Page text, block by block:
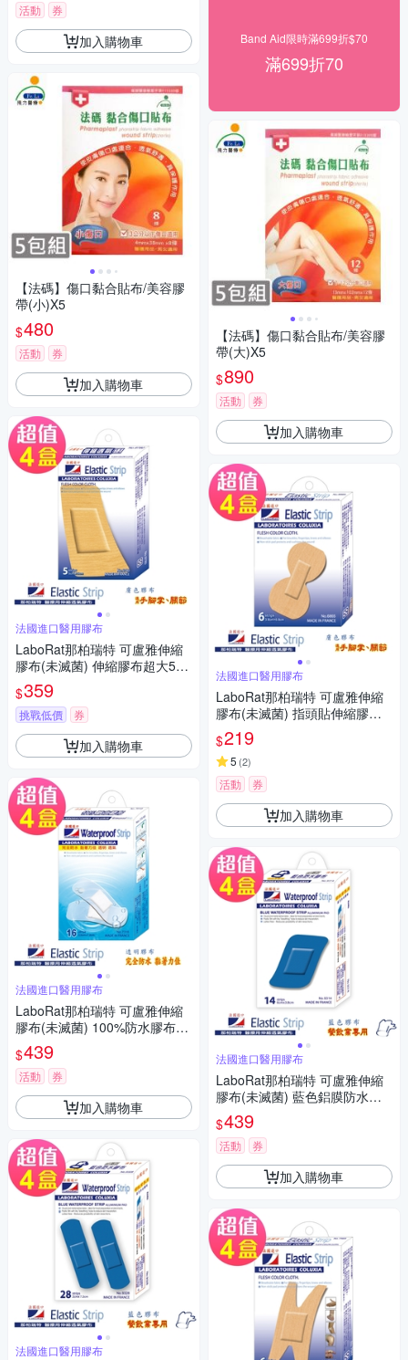
活動 券
加入購物車
【法碼】傷口黏合貼布/美容膠
帶(小)X5
$480
活動 券
加入購物車
法國進口醫用膠布
LaboRat那柏瑞特 可盧雅伸縮
膠布(未滅菌) 伸縮膠布超大5片
(5x10cm)(4盒組)
$359
挑戰低價 券
加入購物車
法國進口醫用膠布
LaboRat那柏瑞特 可盧雅伸縮
膠布(未滅菌) 100%防水膠布16
片(2.5x7.2cm)(4盒組)
$439
活動 券
加入購物車
法國進口醫用膠布
Band Aid限時滿699折$70
滿699折70
【法碼】傷口黏合貼布/美容膠
帶(大)X5
$890
活動 券
加入購物車
法國進口醫用膠布
LaboRat那柏瑞特 可盧雅伸縮
膠布(未滅菌) 指頭貼伸縮膠布6
片(3.8x6.8cm)(4盒組)
$219
5 (2)
活動 券
加入購物車
法國進口醫用膠布
LaboRat那柏瑞特 可盧雅伸縮
膠布(未滅菌) 藍色鋁膜防水膠
布14片(6x3.8cm)(4盒組)
$439
活動 券
加入購物車